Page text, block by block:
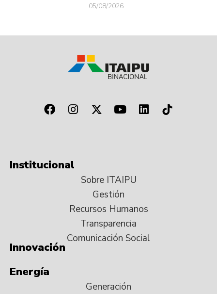
05/08/2026
Institucional
Sobre ITAIPU
Gestión
Recursos Humanos
Transparencia
Comunicación Social
Innovación
Energía
Generación